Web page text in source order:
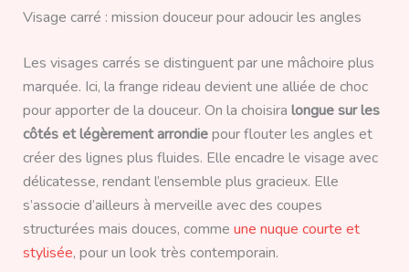
Visage carré : mission douceur pour adoucir les angles
Les visages carrés se distinguent par une mâchoire plus
marquée. Ici, la frange rideau devient une alliée de choc
pour apporter de la douceur. On la choisira longue sur les
côtés et légèrement arrondiepour flouter les angles et
créer des lignes plus fluides. Elle encadre le visage avec
délicatesse, rendant l’ensemble plus gracieux. Elle
s’associe d’ailleurs à merveille avec des coupes
structurées mais douces, comme une nuque courte et
stylisée, pour un look très contemporain.